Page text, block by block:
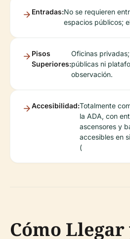
Entradas:No se requieren
espacios públicos;
Pisos
Superiores:
Oficinas
públicas ni
observación.
Accesibilidad:Totalmente
la ADA, con
ascensores y
accesibles en
(
Cómo Llegar